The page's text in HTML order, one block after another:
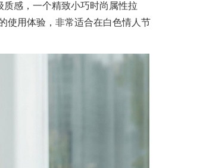
质感，一个精致小巧时尚属性拉
使用体验，非常适合在白色情人节